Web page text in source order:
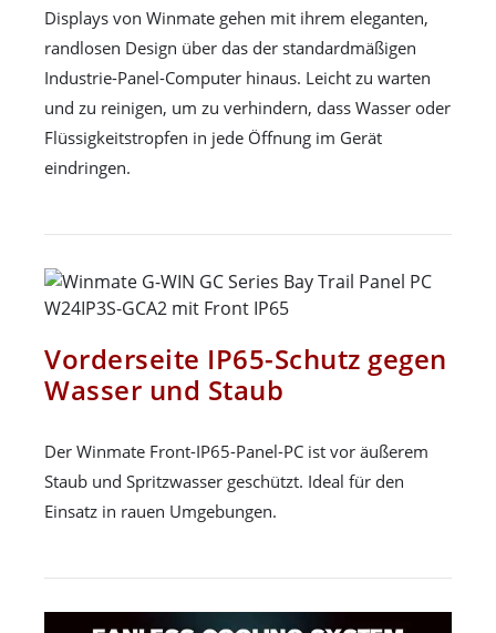
Displays von Winmate gehen mit ihrem eleganten,
randlosen Design über das der standardmäßigen
Industrie-Panel-Computer hinaus. Leicht zu warten
und zu reinigen, um zu verhindern, dass Wasser oder
Flüssigkeitstropfen in jede Öffnung im Gerät
eindringen.
Vorderseite IP65-Schutz gegen
Wasser und Staub
Der Winmate Front-IP65-Panel-PC ist vor äußerem
Staub und Spritzwasser geschützt. Ideal für den
Einsatz in rauen Umgebungen.